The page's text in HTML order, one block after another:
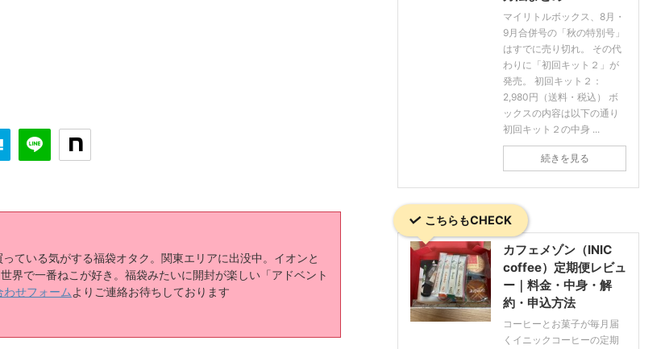
ている気がする福袋オタク。関東エリアに出没中。イオンと
界で一番ねこが好き。福袋みたいに開封が楽しい「アドベント
わせフォーム よりご連絡お待ちしております
マイリトルボックス、8月・
9月合併号の「秋の特別号」
はすでに売り切れ。 その代
わりに「初回キット２」が
発売。 初回キット２：
2,980円（送料・税込） ボ
ックスの内容は以下の通り
初回キット２の中身 ...
続きを見る
こちらもCHECK
カフェメゾン（INIC
coffee）定期便レビュ
ー｜料金・中身・解
約・申込方法
コーヒーとお菓子が毎月届
くイニックコーヒーの定期